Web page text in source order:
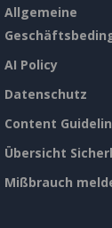
Allgemeine
AI Policy
Datenschutz
Content
Übersicht
Mißbrauch